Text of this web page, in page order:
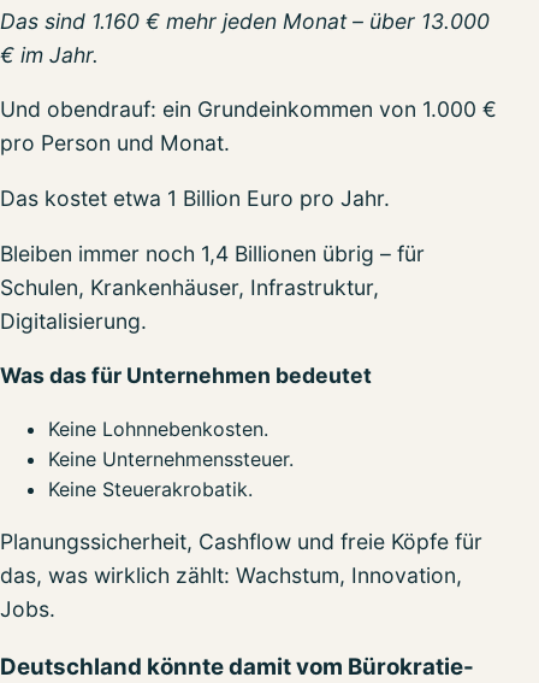
Das sind 1.160 € mehr jeden Monat – über 13.000
€ im Jahr.
Und obendrauf: ein Grundeinkommen von 1.000 €
pro Person und Monat.
Das kostet etwa 1 Billion Euro pro Jahr.
Bleiben immer noch 1,4 Billionen übrig – für
Schulen, Krankenhäuser, Infrastruktur,
Digitalisierung.
Was das für Unternehmen bedeutet
Keine Lohnnebenkosten.
Keine Unternehmenssteuer.
Keine Steuerakrobatik.
Planungssicherheit, Cashflow und freie Köpfe für
das, was wirklich zählt: Wachstum, Innovation,
Jobs.
Deutschland könnte damit vom Bürokratie-